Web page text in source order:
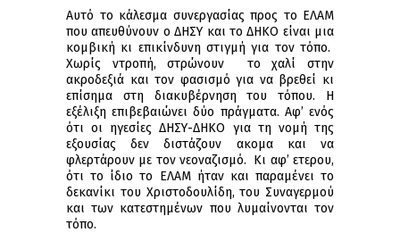
Αυτό το κάλεσμα συνεργασίας προς το ΕΛΑΜ
που απευθύνουν ο ΔΗΣΥ και το ΔΗΚΟ είναι μια
κομβική κι επικίνδυνη στιγμή για τον τόπο.
Χωρίς ντροπή, στρώνουν το χαλί στην
ακροδεξιά και τον φασισμό για να βρεθεί κι
επίσημα στη διακυβέρνηση του τόπου. Η
εξέλιξη επιβεβαιώνει δύο πράγματα. Αφ’ ενός
ότι οι ηγεσίες ΔΗΣΥ-ΔΗΚΟ για τη νομή της
εξουσίας δεν διστάζουν ακομα και να
φλερτάρουν με τον νεοναζισμό. Κι αφ’ ετερου,
ότι το ίδιο το ΕΛΑΜ ήταν και παραμένει το
δεκανίκι του Χριστοδουλίδη, του Συναγερμού
και των κατεστημένων που λυμαίνονται τον
τόπο.